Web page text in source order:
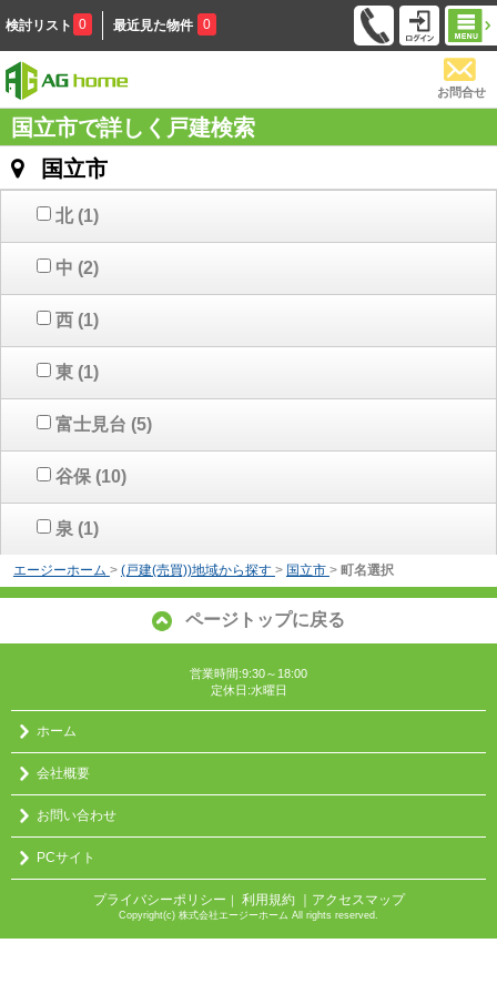
検討リスト 0 最近見た物件 0
お問合せ
国立市で詳しく戸建検索
国立市
北 (1)
中 (2)
西 (1)
東 (1)
富士見台 (5)
谷保 (10)
泉 (1)
エージーホーム > (戸建(売買))地域から探す > 国立市 > 町名選択
ページトップに戻る
営業時間:9:30～18:00
定休日:水曜日
ホーム
会社概要
お問い合わせ
PCサイト
プライバシーポリシー ｜ 利用規約 ｜アクセスマップ
Copyright(c) 株式会社エージーホーム All rights reserved.